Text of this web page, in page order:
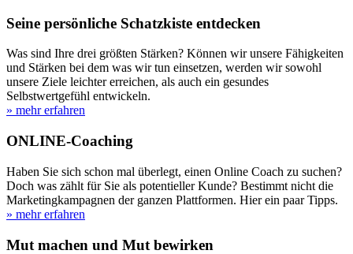
Seine persönliche Schatzkiste entdecken
Was sind Ihre drei größten Stärken? Können wir unsere Fähigkeiten
und Stärken bei dem was wir tun einsetzen, werden wir sowohl
unsere Ziele leichter erreichen, als auch ein gesundes
Selbstwertgefühl entwickeln.
» mehr erfahren
ONLINE-Coaching
Haben Sie sich schon mal überlegt, einen Online Coach zu suchen?
Doch was zählt für Sie als potentieller Kunde? Bestimmt nicht die
Marketingkampagnen der ganzen Plattformen. Hier ein paar Tipps.
» mehr erfahren
Mut machen und Mut bewirken